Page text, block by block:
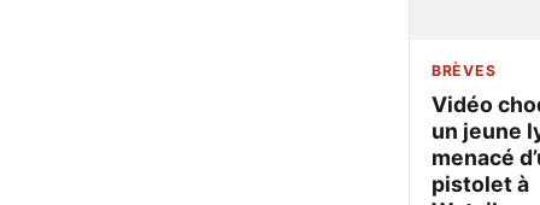
BRÈVES
Vidéo
un jeune
menacé
pistolet à